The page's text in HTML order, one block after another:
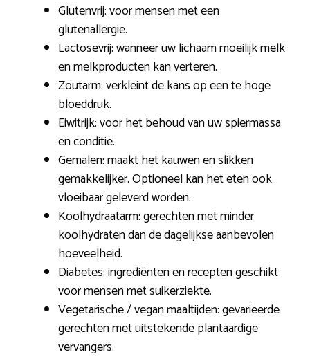
Glutenvrij: voor mensen met een
glutenallergie.
Lactosevrij: wanneer uw lichaam moeilijk melk
en melkproducten kan verteren.
Zoutarm: verkleint de kans op een te hoge
bloeddruk.
Eiwitrijk: voor het behoud van uw spiermassa
en conditie.
Gemalen: maakt het kauwen en slikken
gemakkelijker. Optioneel kan het eten ook
vloeibaar geleverd worden.
Koolhydraatarm: gerechten met minder
koolhydraten dan de dagelijkse aanbevolen
hoeveelheid.
Diabetes: ingrediënten en recepten geschikt
voor mensen met suikerziekte.
Vegetarische / vegan maaltijden: gevarieerde
gerechten met uitstekende plantaardige
vervangers.